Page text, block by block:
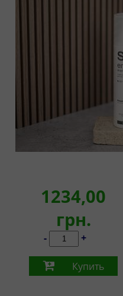
1234,00
грн.
- +
Купить